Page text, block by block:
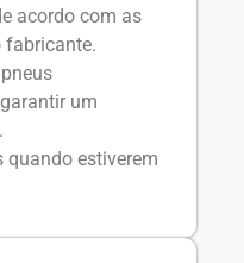
acordo com as
fabricante.
um
quando estiverem